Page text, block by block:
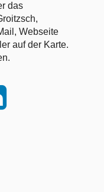
das
Webseite
auf der Karte.